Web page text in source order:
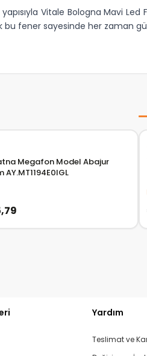
yapısıyla Vitale Bologna
fener sayesinde her zaman
Megafon Model Abajur
AY.MT1194E0IGL
Yardım
Teslimat ve